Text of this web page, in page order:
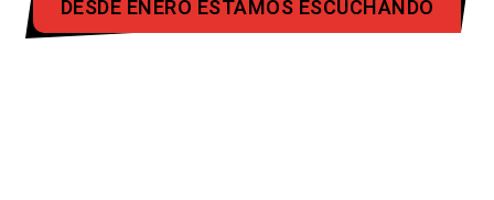
DESDE ENERO ESTAMOS ESCUCHANDO